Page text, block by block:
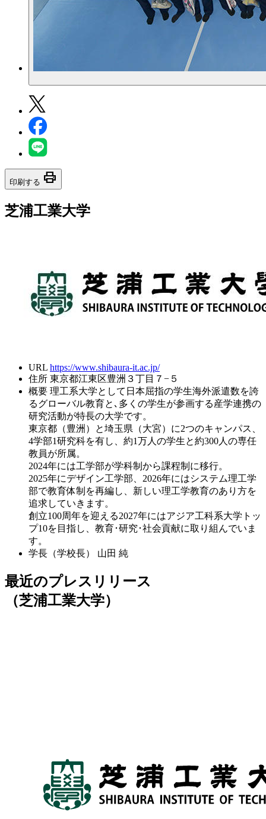
印刷する print
芝浦工業大学
URL https://www.shibaura-it.ac.jp/
住所 東京都江東区豊洲３丁目７−５
概要 理工系大学として日本屈指の学生海外派遣数を誇
るグローバル教育と､多くの学生が参画する産学連携の
研究活動が特長の大学です。
東京都（豊洲）と埼玉県（大宮）に2つのキャンパス、
4学部1研究科を有し、約1万人の学生と約300人の専任
教員が所属。
2024年には工学部が学科制から課程制に移行。
2025年にデザイン工学部、2026年にはシステム理工学
部で教育体制を再編し、新しい理工学教育のあり方を
追求していきます。
創立100周年を迎える2027年にはアジア工科系大学トッ
プ10を目指し、教育･研究･社会貢献に取り組んでいま
す。
学長（学校長）
山田 純
最近のプレスリリース
（芝浦工業大学）